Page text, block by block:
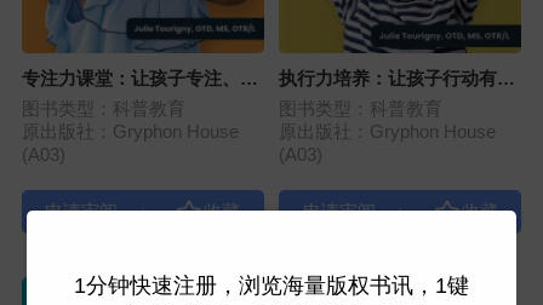
专注力课堂：让孩子专注、不
再分心、有效执行
图书类型：科普教育
原出版社：Gryphon House
(A03)
|
执行力培养：让孩子行动有
序，更投入地学习
图书类型：科普教育
原出版社：Gryphon House
(A03)
|
1分钟快速注册，浏览海量版权书讯，1键